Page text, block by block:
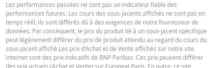
28 juil.
2026 07:53
journalière 0,5 8 228,55
28 juil.
2026 07:47
journalière 0,5 8 228,55
27 juil.
Les performances passées ne sont pas un indicateur fiable des
performances futures. Les cours des sous-jacents affichés ne sont pas en
temps réél, ils sont différés dû à des exigences de notre fournisseur de
données. Par conséquent, le prix du produit lié à un sous-jacent spécifique
peut légèrement différer du prix de produit attendu au regard du cours du
sous-jacent affiché.Les prix d'Achat et de Vente affichés sur notre site
internet sont des prix indicatifs de BNP Paribas. Ces prix peuvent différer
des prix actuels (Achat et Vente) sur Euronext Paris. En outre, ce site